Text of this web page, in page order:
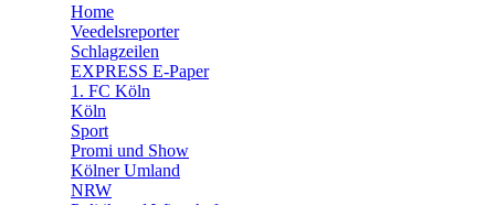
🛒 Shoppingwelt
Home
Veedelsreporter
Schlagzeilen
EXPRESS E-Paper
1. FC Köln
Köln
Sport
Promi und Show
Kölner Umland
NRW